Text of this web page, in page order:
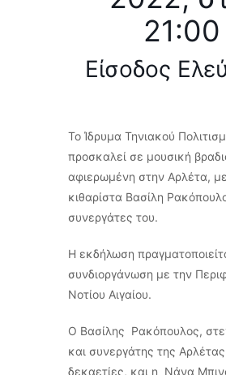
21:00
Είσοδος
Το Ίδρυμα Τηνιακού
προσκαλεί σε μουσική
αφιερωμένη στην Αρλέτα,
κιθαρίστα Βασίλη
συνεργάτες του.
Η εκδήλωση
συνδιοργάνωση με την
Νοτίου Αιγαίου.
Ο Βασίλης Ρακόπουλος,
και συνεργάτης της
δεκαετίες, και η Νάνα